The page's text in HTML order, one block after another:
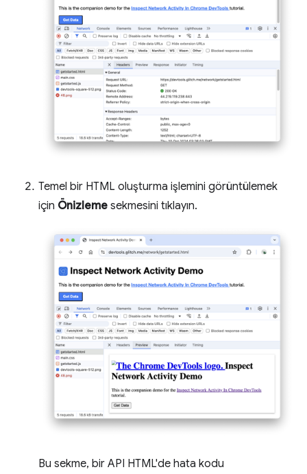
Temel bir HTML oluşturma işlemini görüntülemek
için Önizleme sekmesini tıklayın.
Bu sekme, bir API HTML'de hata kodu